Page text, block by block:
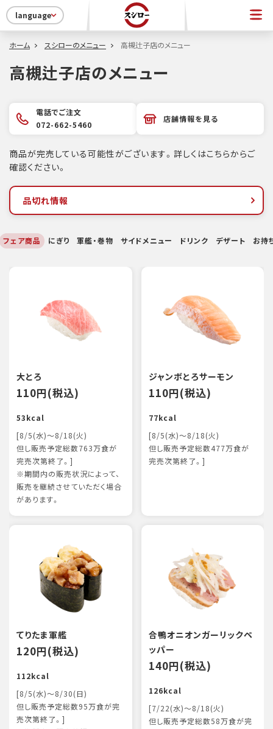
language
ホーム スシローのメニュー 高槻辻子店のメニュー
高槻辻子店のメニュー
電話でご注文
072-662-5460
店舗情報を見る
商品が完売している可能性がございます。詳しくはこちらからご
確認ください。
品切れ情報
フェア商品 にぎり 軍艦・巻物 サイドメニュー ドリンク デザート お持
大とろ
110円(税込)
53kcal
[8/5(水)～8/18(火)
但し販売予定総数763万食が
完売次第終了。]
※期間内の販売状況によって、
販売を継続させていただく場合
があります。
ジャンボとろサーモン
110円(税込)
77kcal
[8/5(水)～8/18(火)
但し販売予定総数477万食が
完売次第終了。]
てりたま軍艦
120円(税込)
112kcal
[8/5(水)～8/30(日)
但し販売予定総数95万食が完
売次第終了。]
合鴨オニオンガーリックペ
ッパー
140円(税込)
126kcal
[7/22(水)～8/18(火)
但し販売予定総数58万食が完